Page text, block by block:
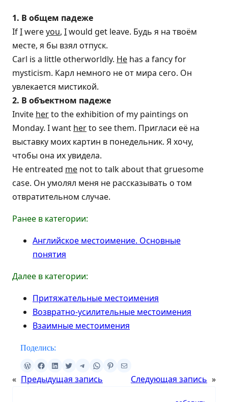
1. В общем падеже
IfIwereyou, Iwould get leave. Будь я на твоём
месте, я бы взял отпуск.
Carl is a little otherworldly. He has a fancy for
mysticism. Карл немного не от мира сего. Он
увлекается мистикой.
2. В объектном падеже
Invite herto the exhibition of my paintings on
Monday. I want herto see them. Пригласи её на
выставку моих картин в понедельник. Я хочу,
чтобы она их увидела.
He entreated me not to talk about that gruesome
case. Он умолял меня не рассказывать о том
отвратительном случае.
Ранее в категории:
Английское местоимение. Основные
понятия
Далее в категории:
Притяжательные местоимения
Возвратно-усилительные местоимения
Взаимные местоимения
Поделись:
« Предыдущая запись Следующая запись »